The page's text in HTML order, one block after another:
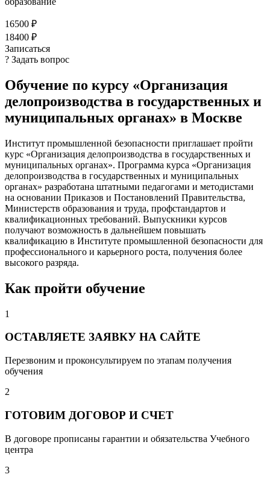
16500 ₽
18400 ₽
Записаться
? Задать вопрос
Обучение по курсу «Организация
делопроизводства в государственных и
муниципальных органах» в Москве
Институт промышленной безопасности приглашает пройти
курс «Организация делопроизводства в государственных и
муниципальных органах». Программа курса «Организация
делопроизводства в государственных и муниципальных
органах» разработана штатными педагогами и методистами
на основании Приказов и Постановлений Правительства,
Министерств образования и труда, профстандартов и
квалификационных требований. Выпускники курсов
получают возможность в дальнейшем повышать
квалификацию в Институте промышленной безопасности для
профессионального и карьерного роста, получения более
высокого разряда.
Как пройти обучение
1
ОСТАВЛЯЕТЕ ЗАЯВКУ НА САЙТЕ
Перезвоним и проконсультируем по этапам получения
обучения
2
ГОТОВИМ ДОГОВОР И СЧЕТ
В договоре прописаны гарантии и обязательства Учебного
центра
3